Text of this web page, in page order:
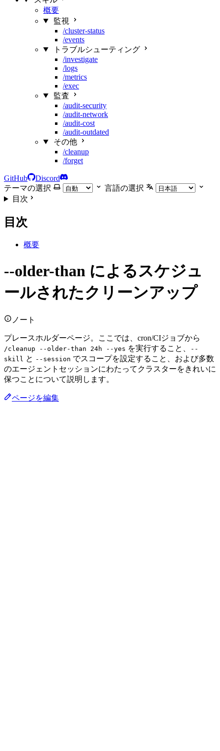
概要
監視
/cluster-status
/events
トラブルシューティング
/investigate
/logs
/metrics
/exec
監査
/audit-security
/audit-network
/audit-cost
/audit-outdated
その他
/cleanup
/forget
GitHub
Discord
テーマの選択
言語の選択
目次
目次
概要
--older-than によるスケジュ
ールされたクリーンアップ
ノート
プレースホルダーページ。ここでは、cron/CIジョブから
/cleanup --older-than 24h --yes を実行すること、
--
skill と --session でスコープを設定すること、および多数
のエージェントセッションにわたってクラスターをきれいに
保つことについて説明します。
ページを編集